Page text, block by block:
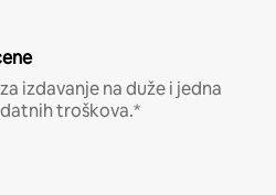
izdavanje na duže i jedna
troškova.*